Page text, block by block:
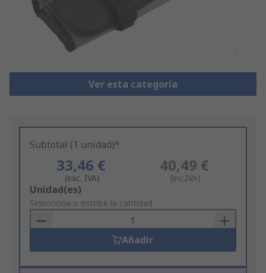
Ver esta categoría
Subtotal (1 unidad)*
33,46 €
(exc. IVA)
40,49 €
(inc.IVA)
Add
to
Basket
Unidad(es)
Selecciona o escribe la cantidad
Añadir